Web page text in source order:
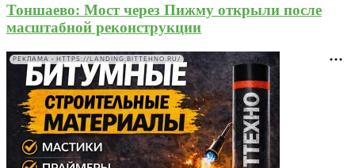
Тоншаево: Мост через Пижму открыли после
масштабной реконструкции
РЕКЛАМА • HTTPS://LANDING.BITTEHNO.RU/